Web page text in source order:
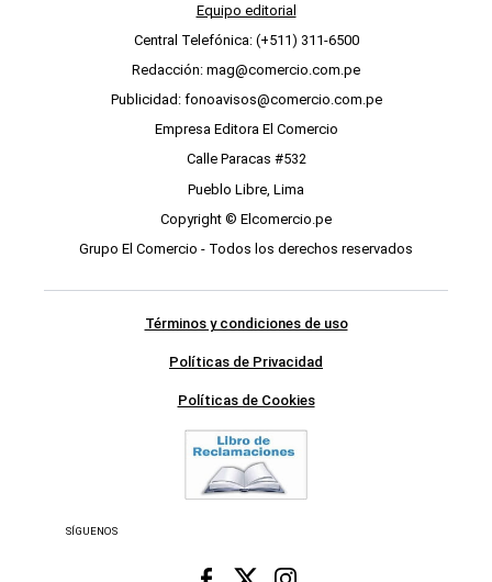
Equipo editorial
Central Telefónica: (+511) 311-6500
Redacción: mag@comercio.com.pe
Publicidad: fonoavisos@comercio.com.pe
Empresa Editora El Comercio
Calle Paracas #532
Pueblo Libre, Lima
Copyright © Elcomercio.pe
Grupo El Comercio - Todos los derechos reservados
Términos y condiciones de uso
Políticas de Privacidad
Políticas de Cookies
SÍGUENOS